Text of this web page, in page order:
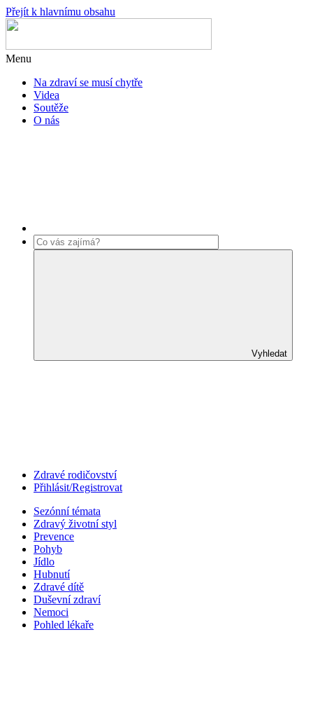
Přejít k hlavnímu obsahu
Menu
Na zdraví se musí chytře
Videa
Soutěže
O nás
Vyhledat
Zdravé rodičovství
Přihlásit/Registrovat
Sezónní témata
Zdravý životní styl
Prevence
Pohyb
Jídlo
Hubnutí
Zdravé dítě
Duševní zdraví
Nemoci
Pohled lékaře